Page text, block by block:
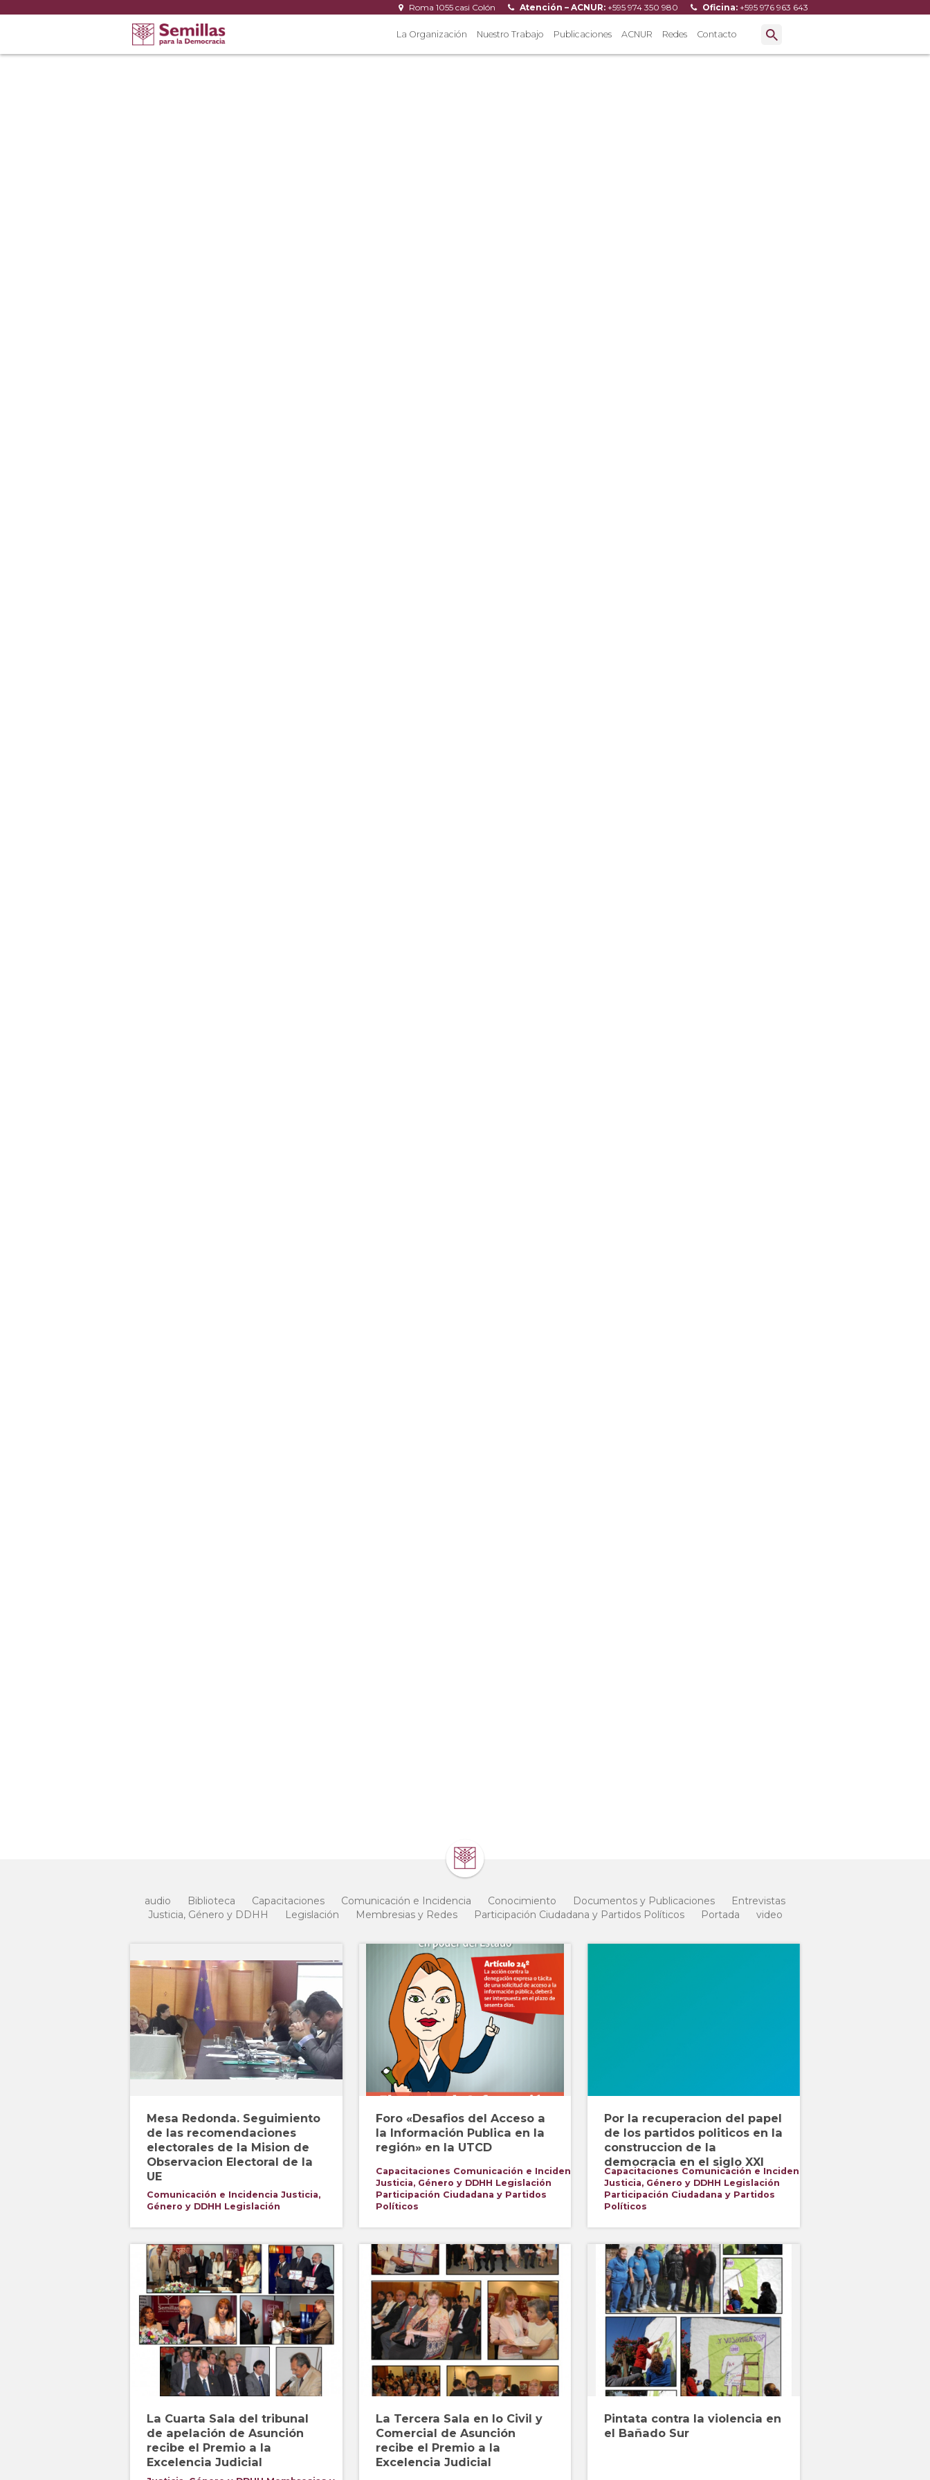
Roma 1055 casi Colón Atención – ACNUR: +595 974 350 980 Oficina: +595 976 963 643
La Organización Nuestro Trabajo Publicaciones ACNUR Redes Contacto
audio Biblioteca Capacitaciones Comunicación e Incidencia Conocimiento Documentos y Publicaciones
Entrevistas
Justicia, Género y DDHH
Legislación Membresias y Redes Participación Ciudadana y Partidos Políticos Portada video
Mesa Redonda. Seguimiento
de las recomendaciones
electorales de la Mision de
Observacion Electoral de la
UE
Comunicación e Incidencia Justicia,
Género y DDHH Legislación
Foro «Desafios del Acceso a
la Información Publica en la
región» en la UTCD
Capacitaciones Comunicación e Incidencia
Justicia, Género y DDHH Legislación
Participación Ciudadana y Partidos
Políticos
Por la recuperacion del papel
de los partidos politicos en la
construccion de la
democracia en el siglo XXI
Capacitaciones Comunicación e Incidencia
Justicia, Género y DDHH Legislación
Participación Ciudadana y Partidos
Políticos
La Cuarta Sala del tribunal
de apelación de Asunción
recibe el Premio a la
Excelencia Judicial
La Tercera Sala en lo Civil y
Comercial de Asunción
recibe el Premio a la
Excelencia Judicial
Pintata contra la violencia en
el Bañado Sur